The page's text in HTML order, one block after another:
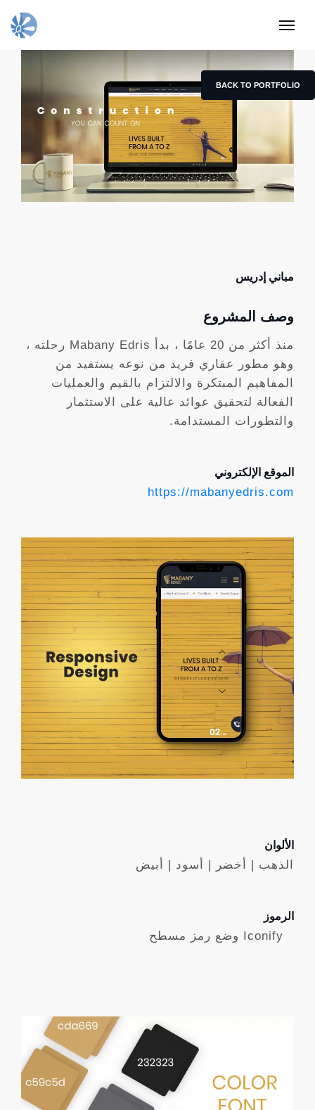
BACK TO PORTFOLIO
مباني إدريس
وصف المشروع
منذ أكثر من 20 عامًا ، بدأ Mabany Edris رحلته ،
وهو مطور عقاري فريد من نوعه يستفيد من
المفاهيم المبتكرة والالتزام بالقيم والعمليات
الفعالة لتحقيق عوائد عالية على الاستثمار
والتطورات المستدامة.
الموقع الإلكتروني
https://mabanyedris.com
الألوان
الذهب | أخضر | أسود | أبيض
الرموز
Iconify وضع رمز مسطح